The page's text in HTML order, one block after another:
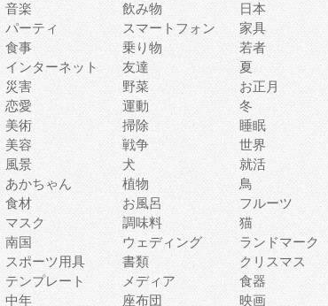
音楽 飲み物 日本
パーティ スマートフォン 家具
食事 乗り物 若者
インターネット 友達 夏
災害 野菜 お正月
恋愛 運動 冬
美術 掃除 睡眠
美容 戦争 世界
風景 犬 就活
あかちゃん 植物 鳥
食材 お風呂 フルーツ
マスク 調味料 猫
南国 ウェディング ランドマーク
スポーツ用具 書類 クリスマス
テンプレート メディア 食器
中年 座布団 映画